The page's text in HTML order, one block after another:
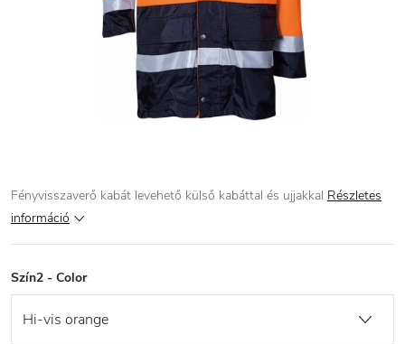
Fényvisszaverő kabát levehető külső kabáttal és ujjakkal Részletes
információ
Szín2 - Color